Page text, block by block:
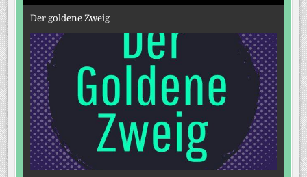
Der goldene Zweig